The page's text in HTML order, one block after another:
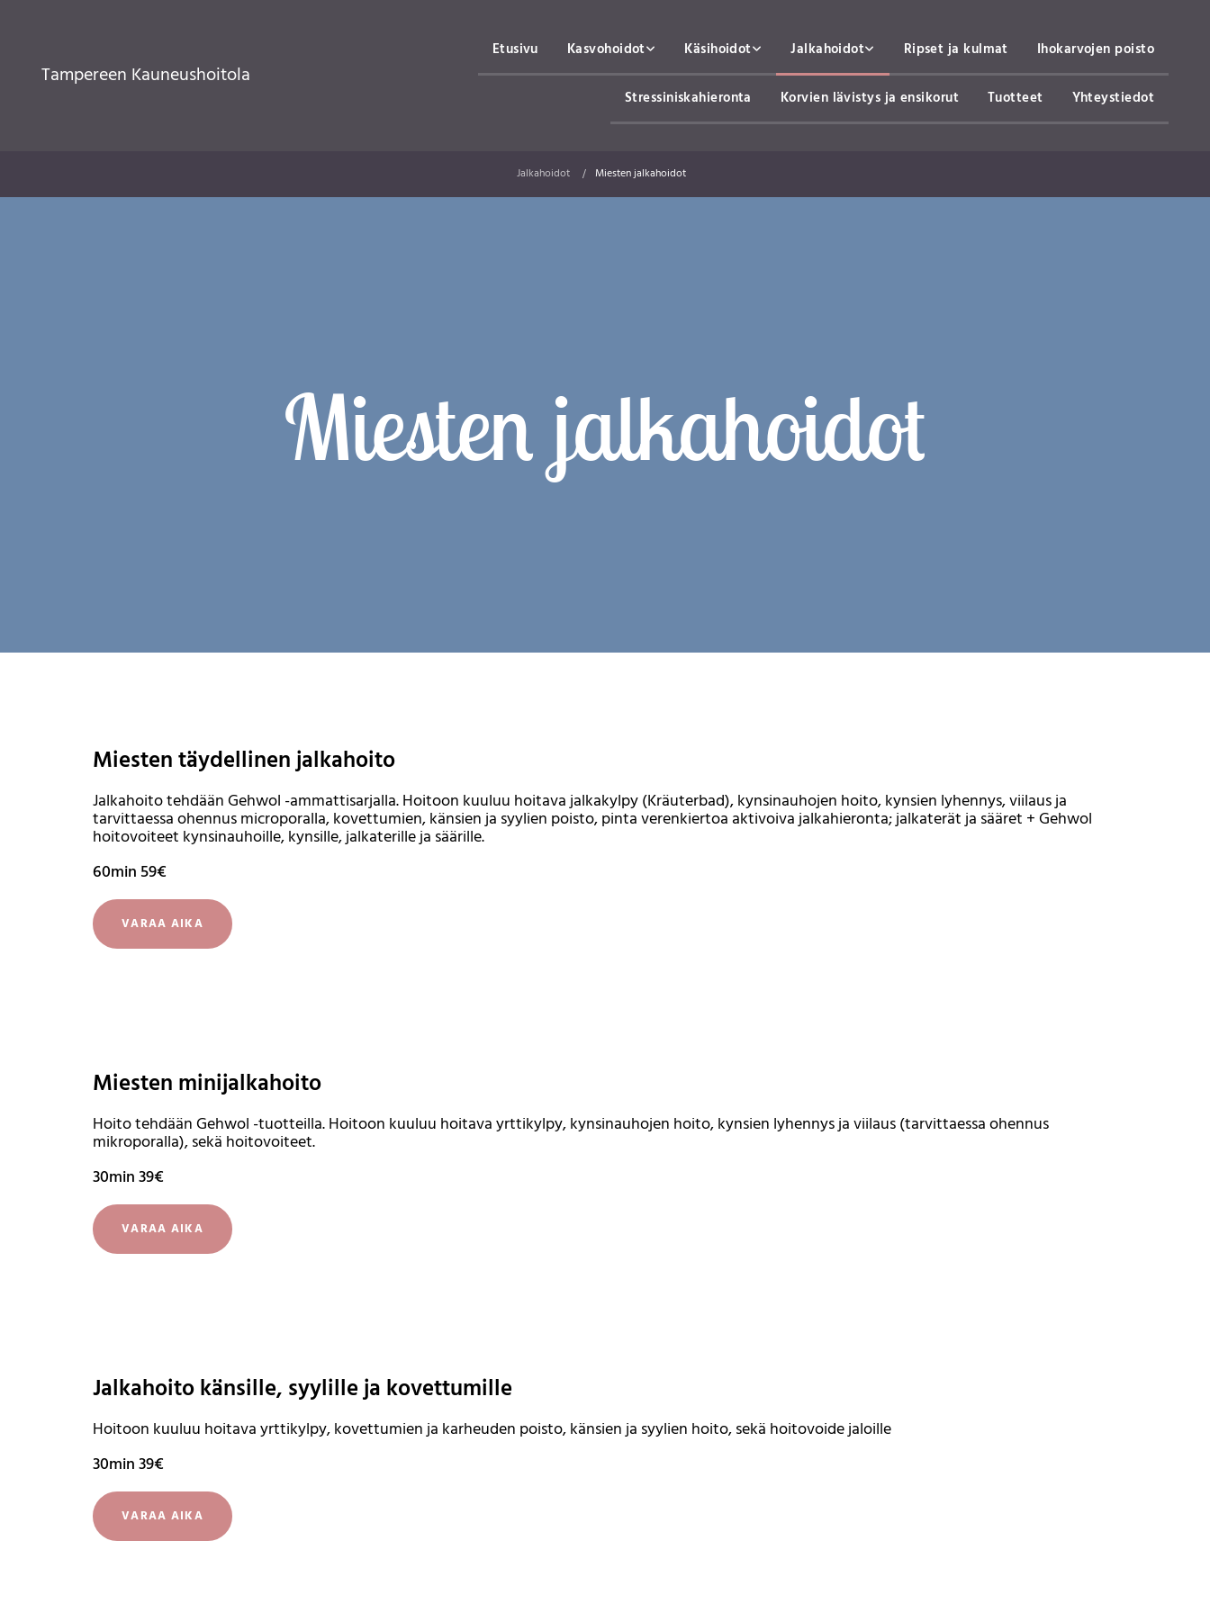
Tampereen Kauneushoitola
Etusivu Kasvohoidot Käsihoidot Jalkahoidot Ripset ja kulmat Ihokarvojen poisto
Stressiniskahieronta Korvien lävistys ja ensikorut Tuotteet Yhteystiedot
Jalkahoidot / Miesten jalkahoidot
Miesten jalkahoidot
Miesten täydellinen jalkahoito
Jalkahoito tehdään Gehwol -ammattisarjalla. Hoitoon kuuluu hoitava jalkakylpy (Kräuterbad), kynsinauhojen hoito, kynsien lyhennys, viilaus ja
tarvittaessa ohennus microporalla, kovettumien, känsien ja syylien poisto, pinta verenkiertoa aktivoiva jalkahieronta; jalkaterät ja sääret + Gehwol
hoitovoiteet kynsinauhoille, kynsille, jalkaterille ja säärille.
60min 59€
VARAA AIKA
Miesten minijalkahoito
Hoito tehdään Gehwol -tuotteilla. Hoitoon kuuluu hoitava yrttikylpy, kynsinauhojen hoito, kynsien lyhennys ja viilaus (tarvittaessa ohennus
mikroporalla), sekä hoitovoiteet.
30min 39€
VARAA AIKA
Jalkahoito känsille, syylille ja kovettumille
Hoitoon kuuluu hoitava yrttikylpy, kovettumien ja karheuden poisto, känsien ja syylien hoito, sekä hoitovoide jaloille
30min 39€
VARAA AIKA